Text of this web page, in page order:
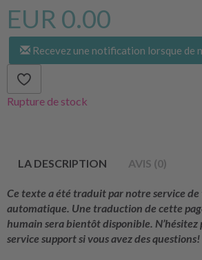
EUR 0.00
Recevez une notification lorsque de
Rupture de stock
LA DESCRIPTION AVIS (0)
Ce texte a été traduit par notre service
automatique. Une traduction de cette
humain sera bientôt disponible. N’hésitez
service support si vous avez des questions!